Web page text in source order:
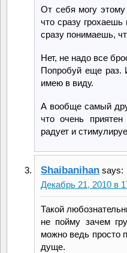
От себя могу этому
что сразу
сразу понимаешь,
Нет, не надо все
Попробуй еще
имею в виду.
А вообще самый
что очень
радует и
Shaibanihan says:
Декабрь 21, 2010 в
Такой
не пойму зачем
можно ведь просто
дуще.